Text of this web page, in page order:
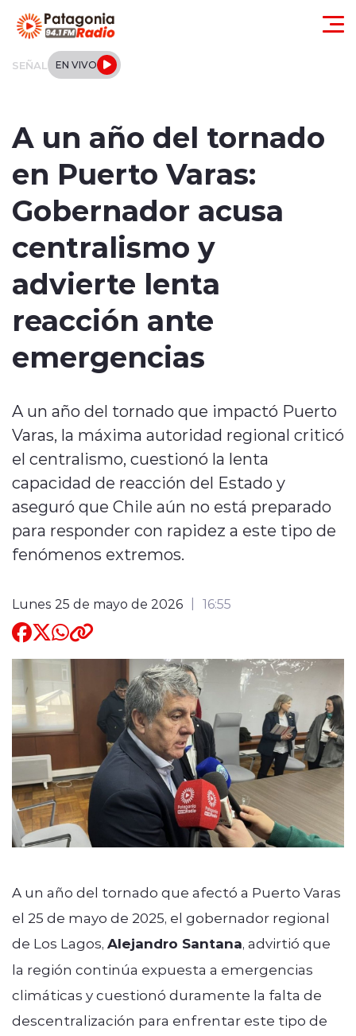
SEÑAL EN VIVO
Tendencias
Internacional
Deportes
modo claro
A un año del tornado
en Puerto Varas:
Gobernador acusa
centralismo y
advierte lenta
reacción ante
emergencias
A un año del tornado que impactó Puerto
Varas, la máxima autoridad regional criticó
el centralismo, cuestionó la lenta
capacidad de reacción del Estado y
aseguró que Chile aún no está preparado
para responder con rapidez a este tipo de
fenómenos extremos.
Lunes 25 de mayo de 2026 16:55
A un año del tornado que afectó a Puerto Varas
el 25 de mayo de 2025, el gobernador regional
de Los Lagos, Alejandro Santana, advirtió que
la región continúa expuesta a emergencias
climáticas y cuestionó duramente la falta de
descentralización para enfrentar este tipo de